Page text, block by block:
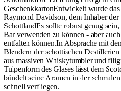
GeschenkkartonEntwickelt wurde
Raymond Davidson, dem Inhaber
SchottlandEs sollte robust genug
Bar verwenden zu können - aber
entfalten können.In Absprache mit
Blendern der schottischen
aus massiven Whiskytumbler und
Tulpenform des Glases lässt dem
bündelt seine Aromen in der
schnell verfliegen.